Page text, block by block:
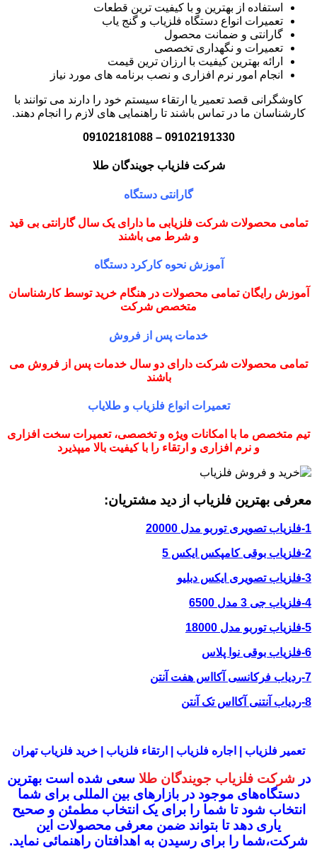
استفاده از بهترین و با کیفیت ترین قطعات
تعمیرات انواع دستگاه فلزیاب و گنج یاب
گارانتی و ضمانت محصول
تعمیرات و نگهداری تخصصی
ارائه بهترین کیفیت با ارزان ترین قیمت
انجام امور نرم افزاری و نصب برنامه های مورد نیاز
کاوشگرانی قصد تعمیر یا ارتقاء سیستم خود را دارند می توانند با
کارشناسان ما در تماس باشند تا راهنمایی های لازم را انجام دهند.
09102191330 – 09102181088
شرکت فلزیاب جویندگان طلا
گارانتی دستگاه
تمامی محصولات شرکت فلزیابی ما دارای یک سال گارانتی بی قید
و شرط می باشند
آموزش نحوه کارکرد دستگاه
آموزش رایگان تمامی محصولات در هنگام خرید توسط کارشناسان
متخصص شرکت
خدمات پس از فروش
تمامی محصولات شرکت دارای دو سال خدمات پس از فروش می
باشند
تعمیرات انواع فلزیاب و طلایاب
تیم متخصص ما با امکانات ویژه و تخصصی، تعمیرات سخت افزاری
و نرم افزاری و ارتقاء را با کیفیت بالا میپذیرد
معرفی بهترین فلزیاب از دید مشتریان:
1-فلزیاب تصویری توربو مدل 20000
2-فلزیاب بوقی کامپکس ایکس 5
3-فلزیاب تصویری ایکس دبلیو
4-فلزیاب جی 3 مدل 6500
5-فلزیاب توربو مدل 18000
6-فلزیاب بوقی نوا پلاس
7-ردیاب فرکانسی آکااس هفت آنتن
8-ردیاب آنتنی آکااس تک آنتن
تعمیر فلزیاب | اجاره فلزیاب | ارتقاء فلزیاب | خرید فلزیاب تهران
در شرکت فلزیاب جویندگان طلا سعی شده است بهترین
دستگاه‌های موجود در بازار‌های بین المللی برای شما
انتخاب شودتا شما را برای یک انتخاب مطمئن و صحیح
یاری دهد تا بتواند ضمن معرفی محصولات این
شرکت،شما را برای رسیدن به اهدافتان راهنمائی نماید.